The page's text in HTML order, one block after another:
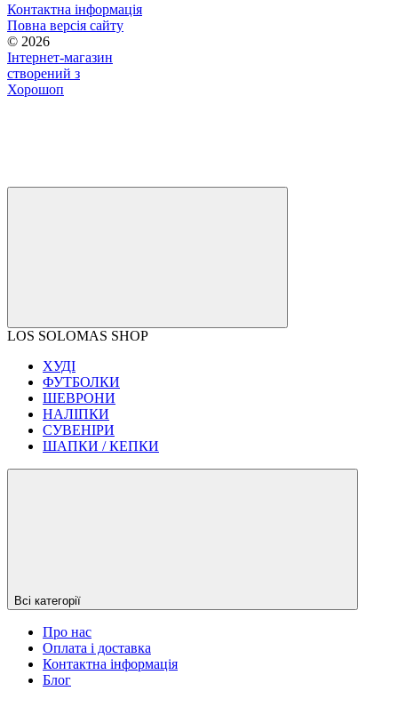
Контактна інформація
Повна версія сайту
© 2026
Інтернет-магазин
створений з
Хорошоп
LOS SOLOMAS SHOP
ХУДІ
ФУТБОЛКИ
ШЕВРОНИ
НАЛІПКИ
СУВЕНІРИ
ШАПКИ / КЕПКИ
Всі категорії
Про нас
Оплата і доставка
Контактна інформація
Блог